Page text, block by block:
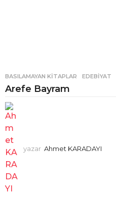
BASILAMAYAN KITAPLAR ,EDEBIYAT
Arefe Bayram
yazar Ahmet KARADAYI